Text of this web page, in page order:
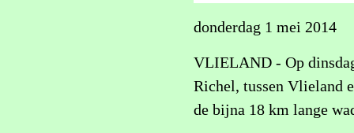
donderdag 1 mei 2014
VLIELAND - Op
Richel, tussen Vlieland
de bijna 18 km lange